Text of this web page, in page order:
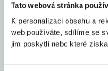
Tato webová stránka
K personalizaci obsahu a
web používáte, sdílíme se
jim poskytli nebo které